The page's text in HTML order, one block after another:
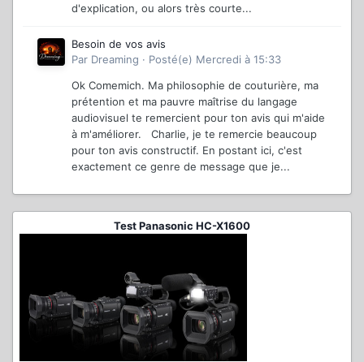
d'explication, ou alors très courte...
Besoin de vos avis
Par Dreaming · Posté(e) Mercredi à 15:33
Ok Comemich. Ma philosophie de couturière, ma
prétention et ma pauvre maîtrise du langage
audiovisuel te remercient pour ton avis qui m'aide
à m'améliorer. Charlie, je te remercie beaucoup
pour ton avis constructif. En postant ici, c'est
exactement ce genre de message que je...
Test Panasonic HC-X1600